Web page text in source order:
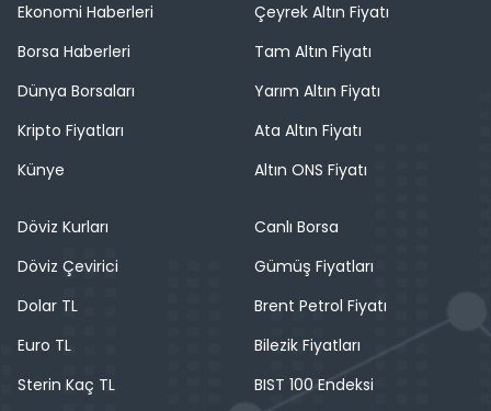
Ekonomi Haberleri
Borsa Haberleri
Dünya Borsaları
Kripto Fiyatları
Künye
Çeyrek Altın Fiyatı
Tam Altın Fiyatı
Yarım Altın Fiyatı
Ata Altın Fiyatı
Altın ONS Fiyatı
Döviz Kurları
Döviz Çevirici
Dolar TL
Euro TL
Sterin Kaç TL
Canlı Borsa
Gümüş Fiyatları
Brent Petrol Fiyatı
Bilezik Fiyatları
BIST 100 Endeksi